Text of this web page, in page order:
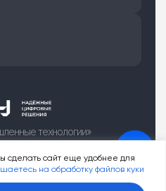
сделать сайт еще удобнее для
на обработку файлов куки
технологии»